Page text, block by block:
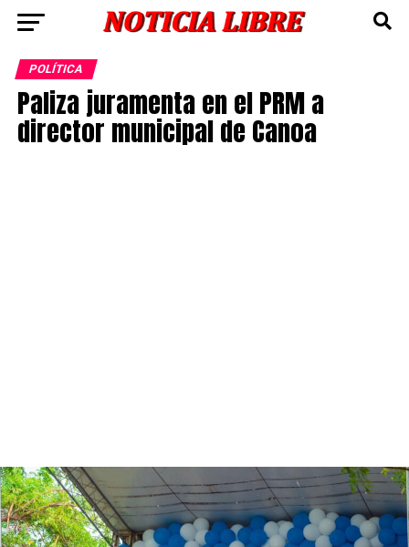
POLÍTICA
Paliza juramenta en el PRM a
director municipal de Canoa